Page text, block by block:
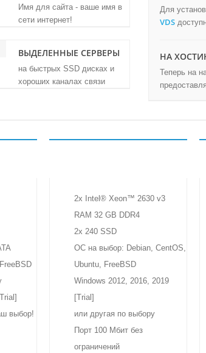
Имя для сайта - ваше имя в
сети интернет!
ВЫДЕЛЕННЫЕ СЕРВЕРЫ
на быстрых SSD дисках и
хороших каналах связи
Для
VDS
НА
Теперь на
выбор!
2x Intel® Xeon™ 2630 v3
RAM 32 GB DDR4
2x 240 SSD
ОС на выбор: Debian, CentOS,
Ubuntu, FreeBSD
Windows 2012, 2016, 2019
[Trial]
или другая по выбору
Порт 100 Мбит без
ограничений